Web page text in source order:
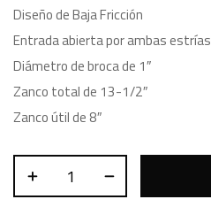
Diseño de Baja Fricción
Entrada abierta por ambas estrías
Diámetro de broca de 1″
Zanco total de 13-1/2″
Zanco útil de 8″